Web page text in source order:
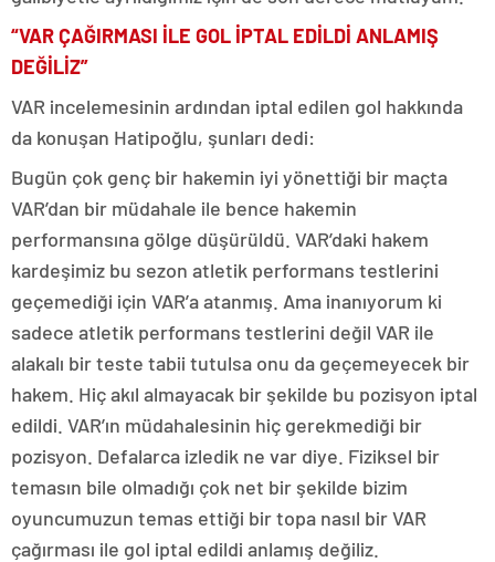
“VAR ÇAĞIRMASI İLE GOL İPTAL EDİLDİ ANLAMIŞ
DEĞİLİZ”
VAR incelemesinin ardından iptal edilen gol hakkında
da konuşan Hatipoğlu, şunları dedi:
Bugün çok genç bir hakemin iyi yönettiği bir maçta
VAR’dan bir müdahale ile bence hakemin
performansına gölge düşürüldü. VAR’daki hakem
kardeşimiz bu sezon atletik performans testlerini
geçemediği için VAR’a atanmış. Ama inanıyorum ki
sadece atletik performans testlerini değil VAR ile
alakalı bir teste tabii tutulsa onu da geçemeyecek bir
hakem. Hiç akıl almayacak bir şekilde bu pozisyon iptal
edildi. VAR’ın müdahalesinin hiç gerekmediği bir
pozisyon. Defalarca izledik ne var diye. Fiziksel bir
temasın bile olmadığı çok net bir şekilde bizim
oyuncumuzun temas ettiği bir topa nasıl bir VAR
çağırması ile gol iptal edildi anlamış değiliz.